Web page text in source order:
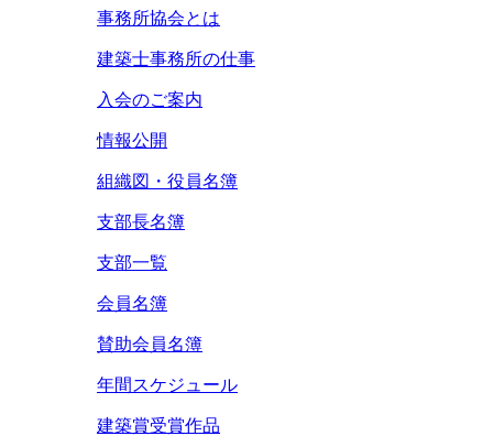
事務所協会とは
建築士事務所の仕事
入会のご案内
情報公開
組織図・役員名簿
支部長名簿
支部一覧
会員名簿
賛助会員名簿
年間スケジュール
建築賞受賞作品